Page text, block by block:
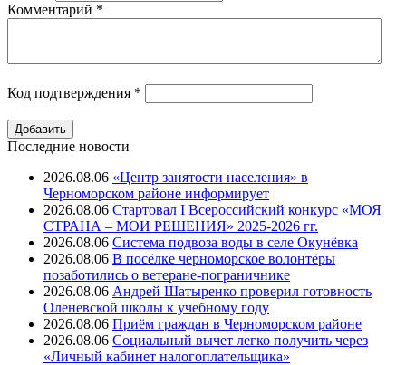
Комментарий *
Код подтверждения *
Последние новости
2026.08.06 «Центр занятости населения» в
Черноморском районе информирует
2026.08.06 Стартовал I Всероссийский конкурс «МОЯ
СТРАНА – МОИ РЕШЕНИЯ» 2025-2026 гг.
2026.08.06 Система подвоза воды в селе Окунёвка
2026.08.06 В посёлке черноморское волонтёры
позаботились о ветеране-пограничнике
2026.08.06 Андрей Шатыренко проверил готовность
Оленевской школы к учебному году
2026.08.06 Приём граждан в Черноморском районе
2026.08.06 Социальный вычет легко получить через
«Личный кабинет налогоплательщика»